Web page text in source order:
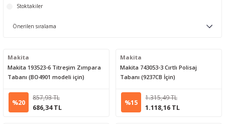
Stoktakiler
Makita
Makita 193523-6 Titreşim Zımpara
Tabanı (BO4901 modeli için)
%20
857,93 TL
686,34 TL
Makita
Makita 743053-3 Cırtlı Polisaj
Tabanı (9237CB İçin)
%15
1.315,49 TL
1.118,16 TL